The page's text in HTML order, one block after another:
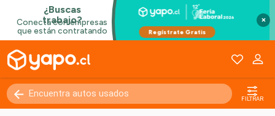
×
FILTRAR